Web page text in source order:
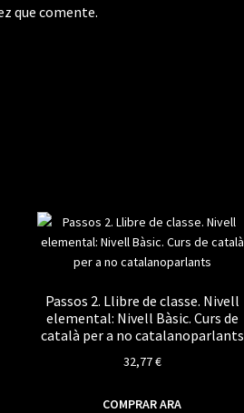
que comente.
Passos 2. Llibre de classe. Nivell
elemental: Nivell Bàsic. Curs de
català per a no catalanoparlants
32,77€
COMPRAR ARA